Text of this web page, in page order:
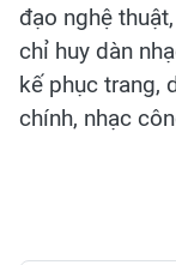
đạo nghệ
chỉ huy dàn
kế phục trang,
chính, nhạc